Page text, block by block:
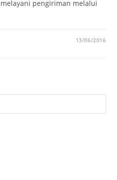
pengiriman melalui
13/06/2016